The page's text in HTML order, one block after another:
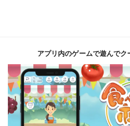
アプリ内のゲームで遊んでク